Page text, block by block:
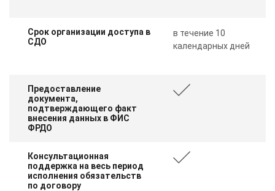
Срок организации доступа в
СДО
в течение 10
календарных дней
Предоставление
документа,
подтверждающего факт
внесения данных в ФИС
ФРДО
Консультационная
поддержка на весь период
исполнения обязательств
по договору